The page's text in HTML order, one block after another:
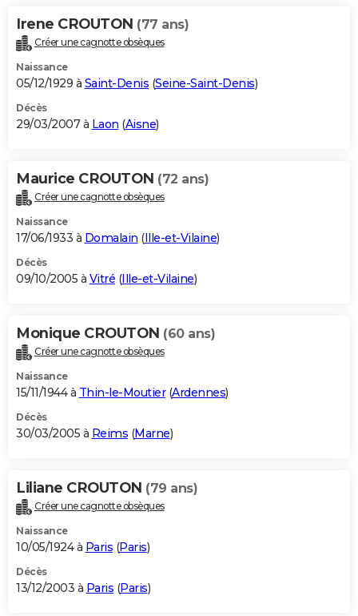
Irene CROUTON (77 ans)
Créer une cagnotte obsèques
Naissance
05/12/1929 à Saint-Denis (Seine-Saint-Denis)
Décès
29/03/2007 à Laon (Aisne)
Maurice CROUTON (72 ans)
Créer une cagnotte obsèques
Naissance
17/06/1933 à Domalain (Ille-et-Vilaine)
Décès
09/10/2005 à Vitré (Ille-et-Vilaine)
Monique CROUTON (60 ans)
Créer une cagnotte obsèques
Naissance
15/11/1944 à Thin-le-Moutier(Ardennes)
Décès
30/03/2005 à Reims (Marne)
Liliane CROUTON (79 ans)
Créer une cagnotte obsèques
Naissance
10/05/1924 à Paris (Paris)
Décès
13/12/2003 à Paris (Paris)